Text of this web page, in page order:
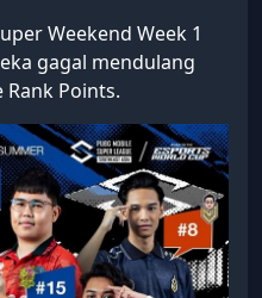
Weekend Week 1
gagal mendulang
Rank Points.